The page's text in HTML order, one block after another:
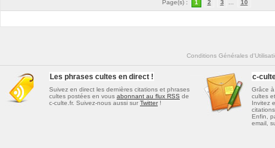
Page(s) : 1 2 3 10
Conditions Générales
Les phrases cultes en direct !
Suivez en direct les dernières citations et phrases
cultes postées en vous abonnant au flux RSS de
c-culte.fr. Suivez-nous aussi sur Twitter!
c-
Grâce
cultes
Invitez
citations
Enfin,
email,